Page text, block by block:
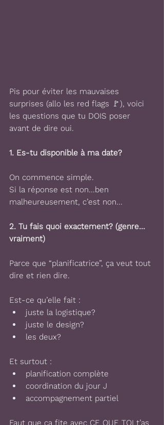
Pis pour éviter les mauvaises
surprises (allo les red flags 🚩), voici
les questions que tu DOIS poser
avant de dire oui.
1. Es-tu disponible à ma date?
On commence simple.
Si la réponse est non…ben
malheureusement, c’est non…
2. Tu fais quoi exactement? (genre…
vraiment)
Parce que “planificatrice”, ça veut tout
dire et rien dire.
Est-ce qu’elle fait :
juste la logistique?
juste le design?
les deux?
Et surtout :
planification complète
coordination du jour J
accompagnement partiel
Faut que ça fite avec CE QUE TOI t’as